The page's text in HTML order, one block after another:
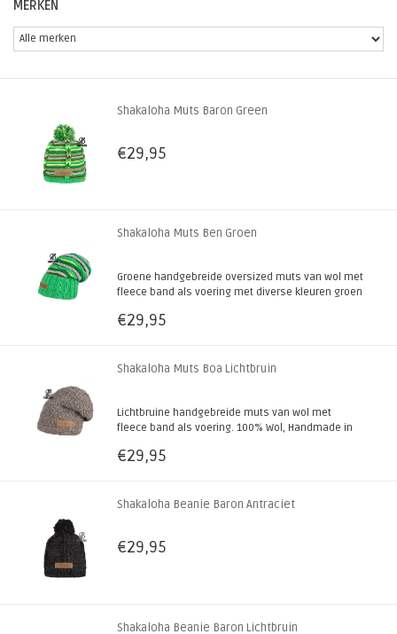
MERKEN
Shakaloha Muts Baron Green
€29,95
Shakaloha Muts Ben Groen
Groene handgebreide oversized muts van wol met
fleece band als voering met diverse kleuren groen
in Nepal! Ook verkrijgbaar in diverse andere
€29,95
Shakaloha Muts Boa Lichtbruin
Lichtbruine handgebreide muts van wol met
fleece band als voering. 100% Wol, Handmade in
natuurkleuren.
€29,95
Shakaloha Beanie Baron Antraciet
€29,95
Shakaloha Beanie Baron Lichtbruin